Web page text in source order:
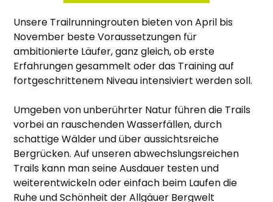
Unsere Trailrunningrouten bieten von April bis
November beste Voraussetzungen für
ambitionierte Läufer, ganz gleich, ob erste
Erfahrungen gesammelt oder das Training auf
fortgeschrittenem Niveau intensiviert werden soll.
Umgeben von unberührter Natur führen die Trails
vorbei an rauschenden Wasserfällen, durch
schattige Wälder und über aussichtsreiche
Bergrücken. Auf unseren abwechslungsreichen
Trails kann man seine Ausdauer testen und
weiterentwickeln oder einfach beim Laufen die
Ruhe und Schönheit der Allgäuer Bergwelt